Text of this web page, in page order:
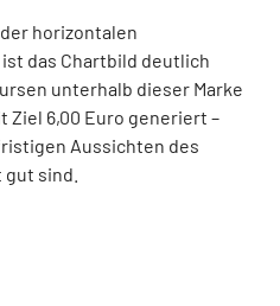
horizontalen
das Chartbild deutlich
unterhalb dieser Marke
Ziel 6,00 Euro generiert –
Aussichten des
sind.